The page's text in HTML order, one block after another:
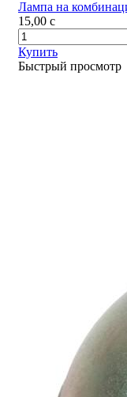
Лампа на
15,00 c
Купить
Быстрый просмотр